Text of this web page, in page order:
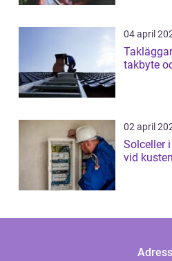
04 april
Takläggare
takbyte
02 april
Solceller i
vid kusten
Adress